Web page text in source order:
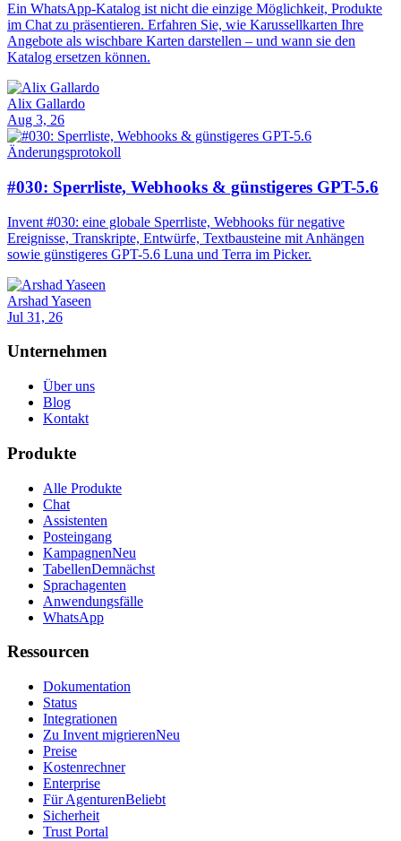
Ein WhatsApp-Katalog ist nicht die einzige Möglichkeit, Produkte
im Chat zu präsentieren. Erfahren Sie, wie Karussellkarten Ihre
Angebote als wischbare Karten darstellen – und wann sie den
Katalog ersetzen können.
Alix Gallardo
Aug 3, 26
Änderungsprotokoll
#030: Sperrliste, Webhooks & günstigeres GPT-5.6
Invent #030: eine globale Sperrliste, Webhooks für negative
Ereignisse, Transkripte, Entwürfe, Textbausteine mit Anhängen
sowie günstigeres GPT-5.6 Luna und Terra im Picker.
Arshad Yaseen
Jul 31, 26
Unternehmen
Über uns
Blog
Kontakt
Produkte
Alle Produkte
Chat
Assistenten
Posteingang
KampagnenNeu
TabellenDemnächst
Sprachagenten
Anwendungsfälle
WhatsApp
Ressourcen
Dokumentation
Status
Integrationen
Zu Invent migrierenNeu
Preise
Kostenrechner
Enterprise
Für AgenturenBeliebt
Sicherheit
Trust Portal